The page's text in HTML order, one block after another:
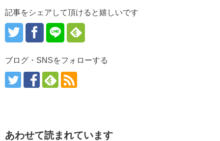
記事をシェアして頂けると嬉しいです
ブログ・SNSをフォローする
あわせて読まれています